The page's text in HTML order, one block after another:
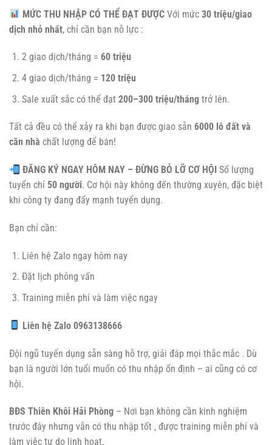
MỨC THU NHẬP CÓ THỂ ĐẠT ĐƯỢC Với mức30 triệu/giao
dịch nhỏ nhất, chỉ cần bạn nỗ lực :
2 giao dịch/tháng = 60 triệu
4 giao dịch/tháng = 120 triệu
Sale xuất sắc có thể đạt 200–300 triệu/thángtrở lên.
Tất cả đều có thể xảy ra khi bạn được giao sẵn 6000 lô đất và
căn nhà chất lượng để bán!
ĐĂNG KÝ NGAY HÔM NAY – ĐỪNG BỎ LỠ CƠ HỘI Số lượng
tuyển chỉ 50 người. Cơ hội này không đến thường xuyên, đặc biệt
khi công ty đang đẩy mạnh tuyển dụng.
Bạn chỉ cần:
Liên hệ Zalo ngay hôm nay
Đặt lịch phỏng vấn
Training miễn phí và làm việc ngay
Liên hệ Zalo 0963138666
Đội ngũ tuyển dụng sẵn sàng hỗ trợ, giải đáp mọi thắc mắc . Dù
bạn là người lớn tuổi muốn có thu nhập ổn định – ai cũng có cơ
hội.
BĐS Thiên Khôi Hải Phòng – Nơi bạn không cần kinh nghiệm
trước đây nhưng vẫn có thu nhập tốt , được training miễn phí và
làm việc tự do linh hoạt.